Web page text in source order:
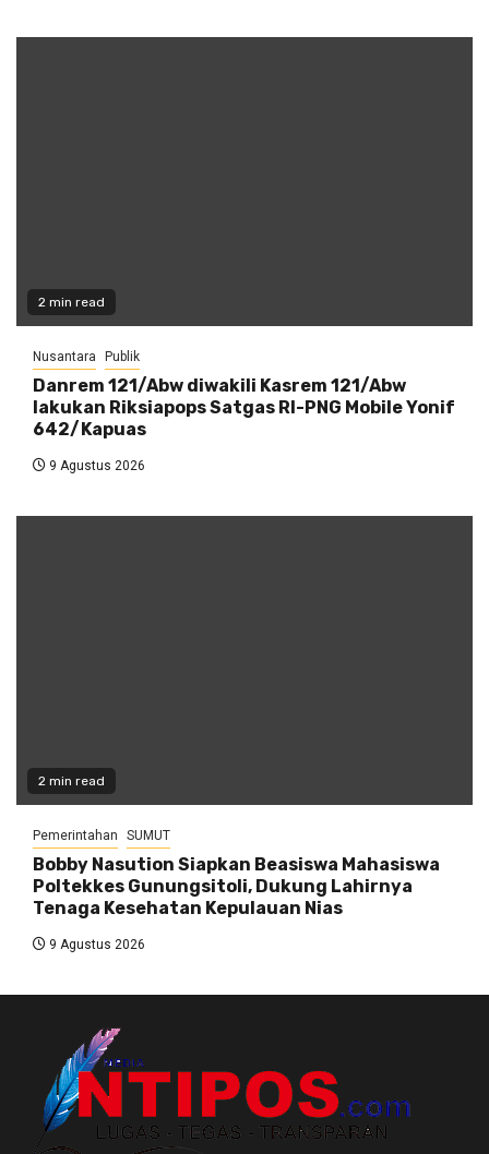
2 min read
Nusantara Publik
Danrem 121/Abw diwakili Kasrem 121/Abw
lakukan Riksiapops Satgas RI-PNG Mobile Yonif
642/Kapuas
9 Agustus 2026
2 min read
Pemerintahan SUMUT
Bobby Nasution Siapkan Beasiswa Mahasiswa
Poltekkes Gunungsitoli, Dukung Lahirnya
Tenaga Kesehatan Kepulauan Nias
9 Agustus 2026